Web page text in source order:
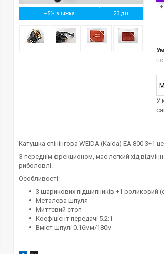
–5% 23 дні
У
Катушка спінінгова WEIDA (Kaida) EA 800
З переднім фрекционом, має легкий
риболовлі.
Особливості:
3 шарикових підшипників +1 роликовий
Металева шпуля
Миттєвий стоп
Коефіцієнт передачі 5.2:1
Вміст шпулі 0.16мм/180м